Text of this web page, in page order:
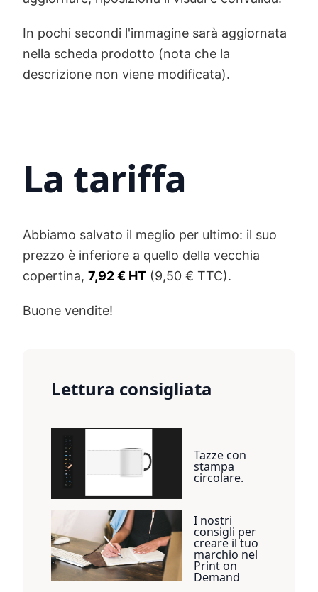
In pochi secondi l'immagine sarà aggiornata
nella scheda prodotto (nota che la
descrizione non viene modificata).
La tariffa
Abbiamo salvato il meglio per ultimo: il suo
prezzo è inferiore a quello della vecchia
copertina, 7,92 € HT (9,50 € TTC).
Buone vendite!
Lettura consigliata
Tazze con
stampa
circolare.
I nostri
consigli per
creare il tuo
marchio nel
Print on
Demand